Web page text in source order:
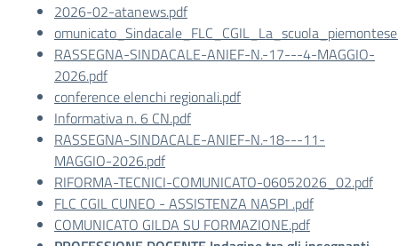
2026-02-atanews.pdf
RASSEGNA-SINDACALE-ANIEF-N.-17---4-MAGGIO-
2026.pdf
conference elenchi regionali.pdf
Informativa n. 6 CN.pdf
RASSEGNA-SINDACALE-ANIEF-N.-18---11-
MAGGIO-2026.pdf
RIFORMA-TECNICI-COMUNICATO-06052026_02.pdf
FLC CGIL CUNEO - ASSISTENZA NASPI .pdf
COMUNICATO GILDA SU FORMAZIONE.pdf